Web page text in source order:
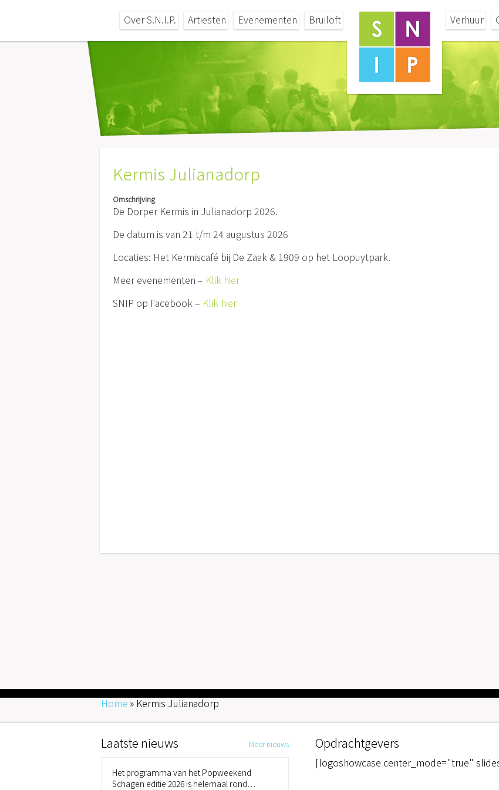
Over S.N.I.P. Artiesten Evenementen Bruiloft Verhuur
Kermis Julianadorp
Omschrijving
De Dorper Kermis in Julianadorp 2026.
De datum is van 21 t/m 24 augustus 2026
Locaties: Het Kermiscafé bij De Zaak & 1909 op het Loopuytpark.
Meer evenementen – Klik hier
SNIP op Facebook – Klik hier
Home » Kermis Julianadorp
Laatste nieuws Meer nieuws
Het programma van het Popweekend
Schagen editie 2026 is helemaal rond…
Opdrachtgevers
[logoshowcase center_mode="true"